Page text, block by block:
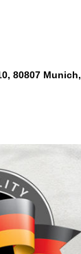
80807 Munich,